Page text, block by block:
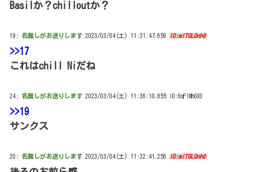
Basilか？chilloutか？
19: 名無しがお送りします 2023/03/04(土) 11:31:47.659 ID:mITGLOnh0
>>17
これはchill Niだね
24: 名無しがお送りします 2023/03/04(土) 11:36:10.855 ID:8qF1MhGX0
>>19
サンクス
20: 名無しがお送りします 2023/03/04(土) 11:32:41.256 ID:mITGLOnh0